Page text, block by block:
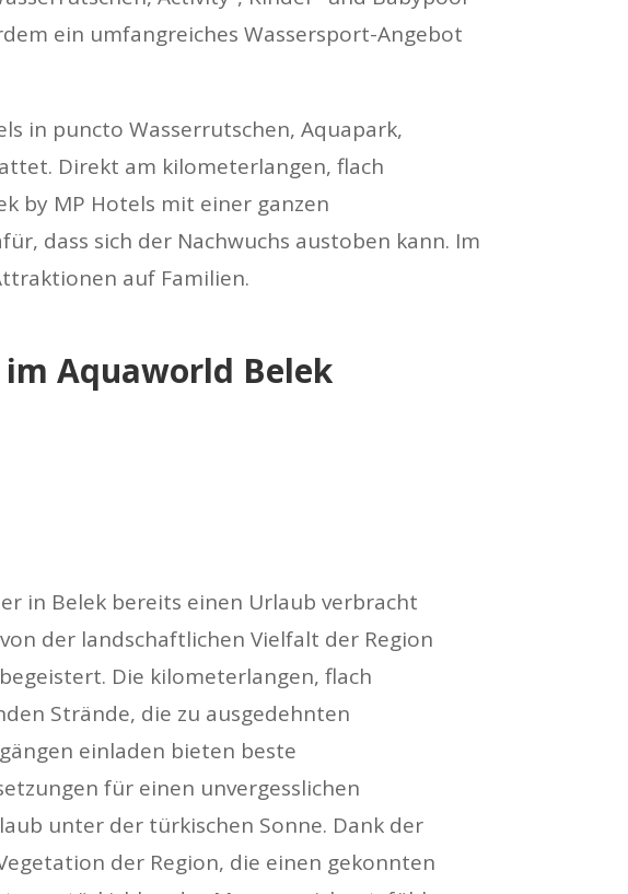
ein umfangreiches Wassersport-Angebot
in puncto Wasserrutschen, Aquapark,
Direkt am kilometerlangen, flach
by MP Hotels mit einer ganzen
dass sich der Nachwuchs austoben kann. Im
auf Familien.
Aquaworld Belek
in Belek bereits einen Urlaub verbracht
der landschaftlichen Vielfalt der Region
Die kilometerlangen, flach
Strände, die zu ausgedehnten
einladen bieten beste
für einen unvergesslichen
unter der türkischen Sonne. Dank der
der Region, die einen gekonnten